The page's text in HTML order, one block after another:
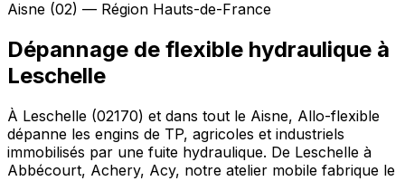
Aisne (02) — Région Hauts-de-France
Dépannage de flexible hydraulique à
Leschelle
À Leschelle (02170) et dans tout le Aisne, Allo-flexible
dépanne les engins de TP, agricoles et industriels
immobilisés par une fuite hydraulique. De Leschelle à
Abbécourt, Achery, Acy, notre atelier mobile fabrique le